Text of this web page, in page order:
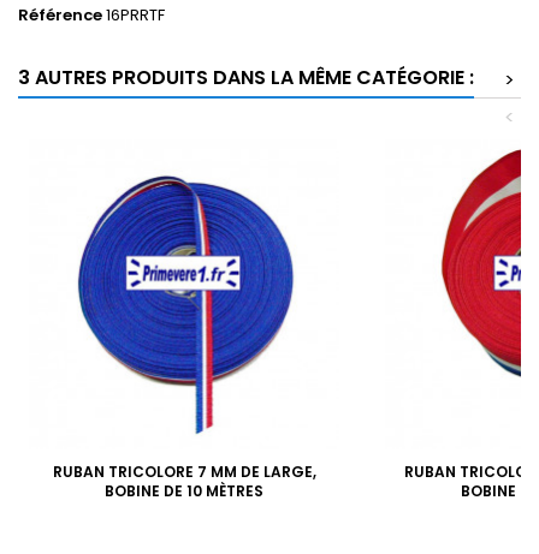
Référence16PRRTF
3 AUTRES PRODUITS DANS LA MÊME CATÉGORIE :
>
<
RUBAN TRICOLORE 7 MM DE LARGE,
BOBINE DE 10 MÈTRES
RUBAN
BOBINE